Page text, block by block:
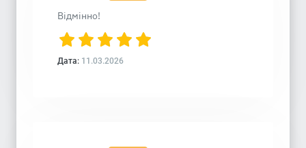
Відмінно!
Дата: 11.03.2026